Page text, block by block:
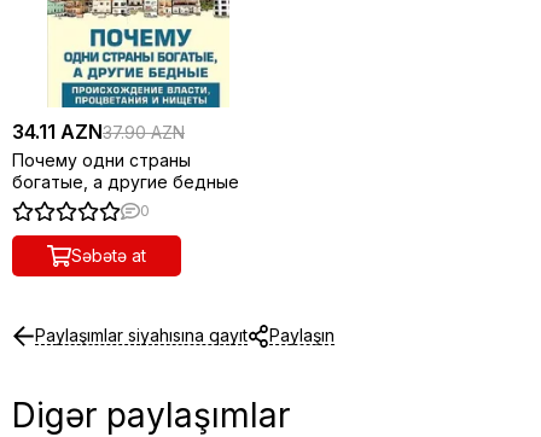
34.11 AZN37.90 AZN
Почему одни страны
богатые, а другие бедные
0
Səbətə at
Paylaşımlar siyahısına qayıt Paylaşın
Digər paylaşımlar